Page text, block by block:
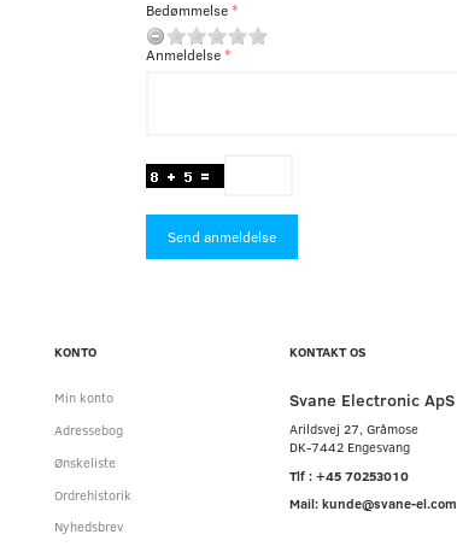
Bedømmelse
Anmeldelse
Send anmeldelse
KONTO
Min konto
Adressebog
Ønskeliste
Ordrehistorik
Nyhedsbrev
KONTAKT OS
Svane Electronic ApS
Arildsvej 27, Gråmose
DK-7442 Engesvang
Tlf : +45 70253010
Mail: kunde@svane-el.com